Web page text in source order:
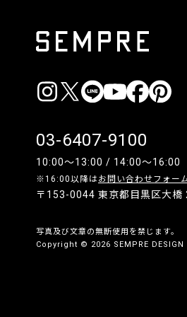
03-6407-9100
10:00〜13:00 / 14:00〜16:00
※16:00以降はお問い合わせフォー
〒153-0044 東京都目黒区大橋
写真及び文章の無断使用を禁じます。
Copyright © 2026 SEMPRE